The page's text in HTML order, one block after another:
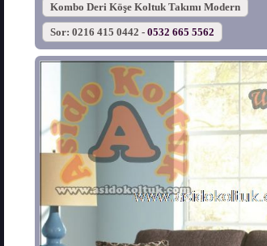
Kombo Deri Köşe Koltuk Takımı Modern
Sor: 0216 415 0442 -0532 665 5562